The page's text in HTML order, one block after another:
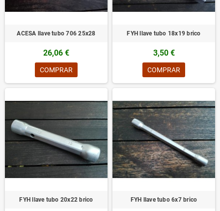
ACESA llave tubo 706 25x28
26,06 €
COMPRAR
FYH llave tubo 18x19 brico
3,50 €
COMPRAR
FYH llave tubo 20x22 brico FYH llave tubo 6x7 brico